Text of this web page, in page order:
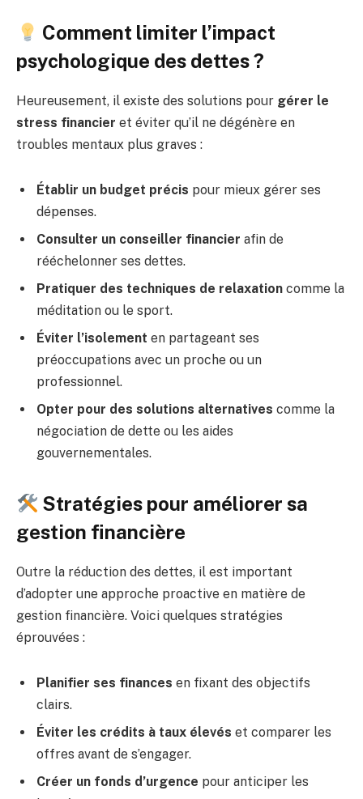
Comment limiter l’impact
psychologique des dettes ?
Heureusement, il existe des solutions pour gérer le
stress financier et éviter qu’il ne dégénère en
troubles mentaux plus graves :
Établir un budget précis pour mieux gérer ses
dépenses.
Consulter un conseiller financier afin de
rééchelonner ses dettes.
Pratiquer des techniques de relaxation comme la
méditation ou le sport.
Éviter l’isolement en partageant ses
préoccupations avec un proche ou un
professionnel.
Opter pour des solutions alternatives comme la
négociation de dette ou les aides
gouvernementales.
Stratégies pour améliorer sa
gestion financière
Outre la réduction des dettes, il est important
d’adopter une approche proactive en matière de
gestion financière. Voici quelques stratégies
éprouvées :
Planifier ses finances en fixant des objectifs
clairs.
Éviter les crédits à taux élevés et comparer les
offres avant de s’engager.
Créer un fonds d’urgence pour anticiper les